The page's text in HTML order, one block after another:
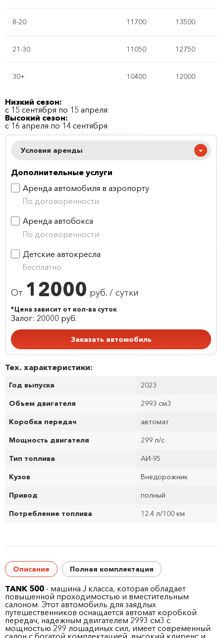
8-20 11700 13500
21-30 11050 12750
30+ 10400 12000
Низкий сезон:
с 15 сентября по 15 апреля
Высокий сезон:
с 16 апреля по 14 сентября
Условия аренды
Дополнительные услуги
Аренда автомобиля в аэропорту
По договоренности
Аренда автобокса
По договоренности
Детские автокресла
Бесплатно
От 12000 руб. / сутки
*Цена зависит от кол-ва суток
Залог: 20000 руб.
Заказать автомобиль
Тех. характеристики:
Год выпуска 2023
Объем двигателя 2993 см3
Коробка передач автомат
Мощность двигателя 299 л/с
Тип топлива АИ-95
Кузов Внедорожник
Привод полный
Потребление топлива 12.4 л/100 км
Описание Полная комплектация
TANK 500 - машина J класса, которая обладает
повышенной проходимостью и вместительным
салоном. Этот автомобиль для заядлых
путешественников оснащается автомат коробкой
передач, надежным двигателем 2993 см3 с
мощностью 299 лошадиных сил, имеет современный